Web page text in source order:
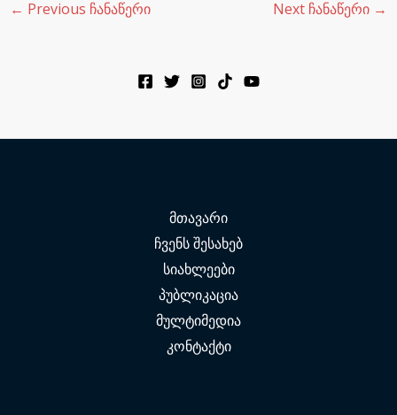
← Previous ჩანაწერი Next ჩანაწერი →
მთავარი
ჩვენს შესახებ
სიახლეები
პუბლიკაცია
მულტიმედია
კონტაქტი